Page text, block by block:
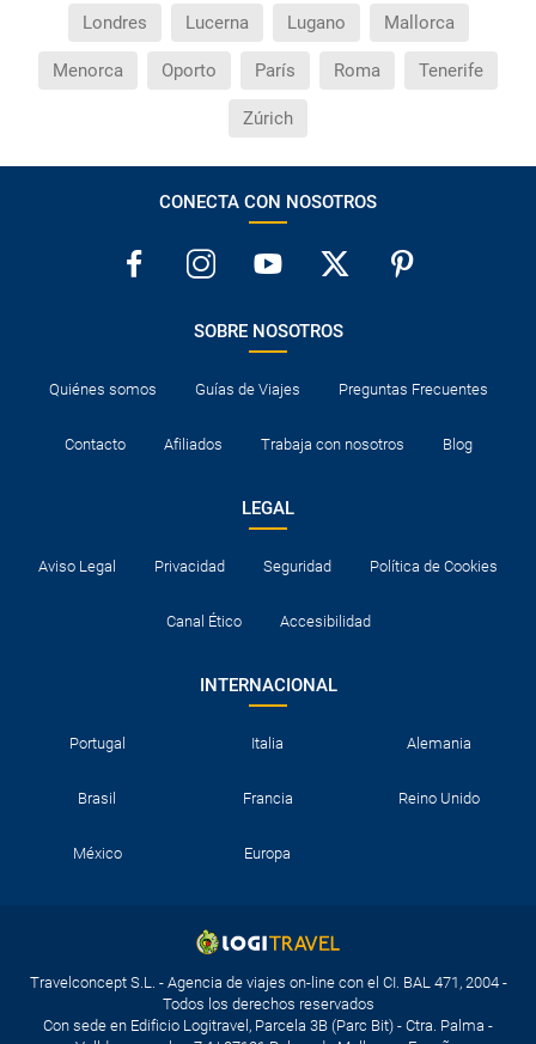
Londres Lucerna Lugano Mallorca
Menorca Oporto París Roma Tenerife
Zúrich
CONECTA CON NOSOTROS
SOBRE NOSOTROS
Quiénes somos Guías de Viajes Preguntas Frecuentes
Contacto Afiliados Trabaja con nosotros Blog
LEGAL
Aviso Legal Privacidad Seguridad Política de Cookies
Canal Ético Accesibilidad
INTERNACIONAL
Portugal Italia Alemania
Brasil Francia Reino Unido
México Europa
Travelconcept S.L. - Agencia de viajes on-line con el CI. BAL 471, 2004 -
Todos los derechos reservados
Con sede en Edificio Logitravel, Parcela 3B (Parc Bit) - Ctra. Palma -